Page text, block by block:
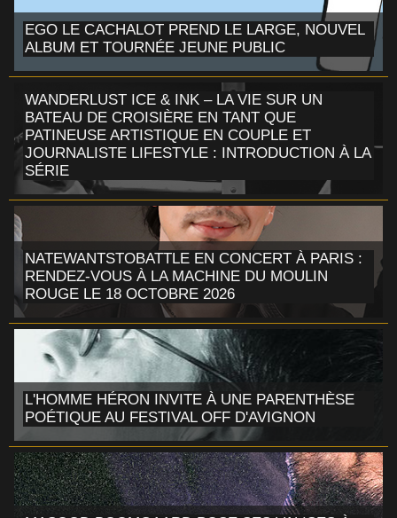
EGO LE CACHALOT PREND LE LARGE, NOUVEL
ALBUM ET TOURNÉE JEUNE PUBLIC
WANDERLUST ICE & INK – LA VIE SUR UN
BATEAU DE CROISIÈRE EN TANT QUE
PATINEUSE ARTISTIQUE EN COUPLE ET
JOURNALISTE LIFESTYLE : INTRODUCTION À LA
SÉRIE
NATEWANTSTOBATTLE EN CONCERT À PARIS :
RENDEZ-VOUS À LA MACHINE DU MOULIN
ROUGE LE 18 OCTOBRE 2026
L'HOMME HÉRON INVITE À UNE PARENTHÈSE
POÉTIQUE AU FESTIVAL OFF D'AVIGNON